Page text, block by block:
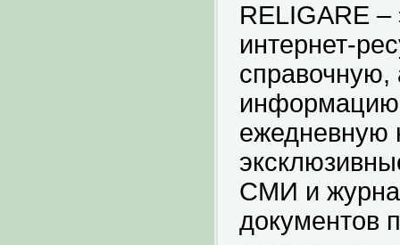
RELIGARE
интернет-
справочную,
ежедневную
СМИ и
документов